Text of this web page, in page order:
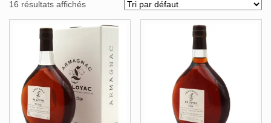
Bouteilles originales
Calendrier de l'avent
Coffrets Cadeau
Magnums et +
Pays Voir ▼
16 résultats affichés